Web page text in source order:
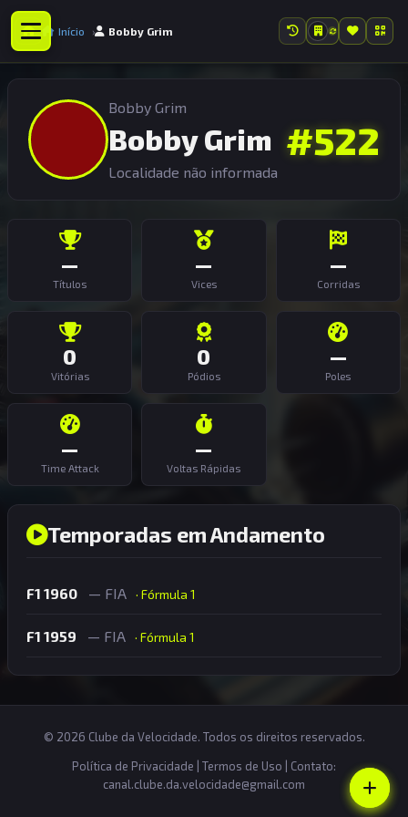
Início Bobby Grim
Bobby Grim
Bobby Grim
Localidade não informada
#522
—
Títulos
—
Vices
—
Corridas
0
Vitórias
0
Pódios
—
Poles
—
Time Attack
—
Voltas Rápidas
Temporadas em Andamento
F1 1960 — FIA · Fórmula 1
F1 1959 — FIA · Fórmula 1
© 2026 Clube da Velocidade. Todos os direitos reservados.
Política de Privacidade
Termos de Uso | Contato:
canal.clube.da.velocidade@gmail.com